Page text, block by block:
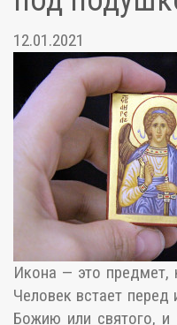
12.01.2021
Икона — это
Человек встает перед
Божию или святого,